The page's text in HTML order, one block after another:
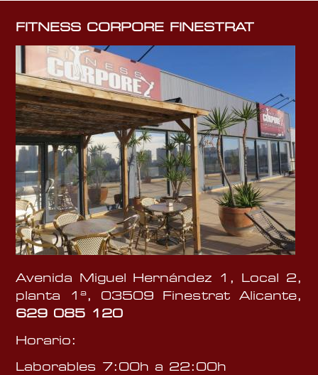
FITNESS CORPORE FINESTRAT
Avenida Miguel Hernández 1, Local 2,
planta 1ª, 03509 Finestrat Alicante,
629 085 120
Horario:
Laborables 7:00h a 22:00h